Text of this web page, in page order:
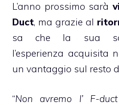
L’anno prossimo sarà
Duct, ma grazie al
sa che la sua
l’esperienza acquisita
un vantaggio sul resto
“Non avremo l’ F-